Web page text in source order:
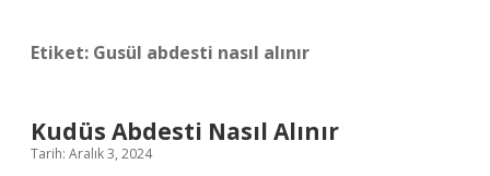
Etiket: Gusül abdesti nasıl alınır
Kudüs Abdesti Nasıl Alınır
Tarih: Aralık 3, 2024